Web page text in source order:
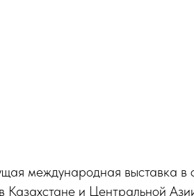
международная выставка в
и Центральной